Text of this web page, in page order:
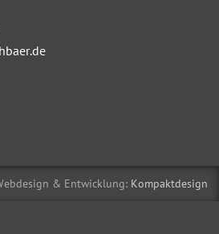
& Entwicklung: Kompaktdesign